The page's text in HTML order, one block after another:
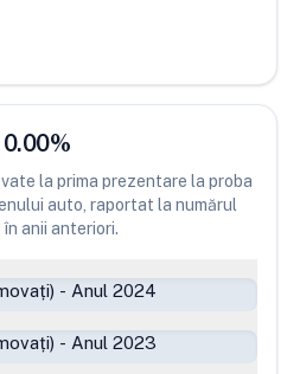
0.00%
la prima prezentare la proba
auto, raportat la numărul
anii anteriori.
- Anul 2024
- Anul 2023